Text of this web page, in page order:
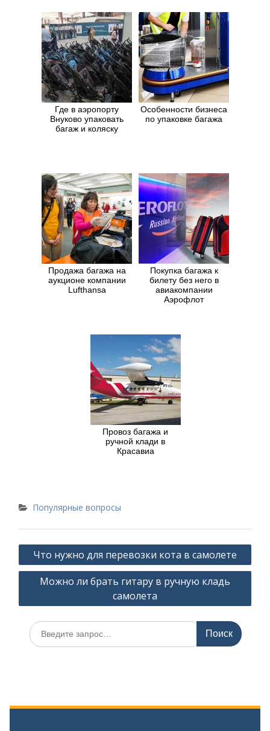
Где в аэропорту
Внуково упаковать
багаж и коляску
Особенности бизнеса
по упаковке багажа
Продажа багажа на
аукционе компании
Lufthansa
Покупка багажа к
билету без него в
авиакомпании
Аэрофлот
Провоз багажа и
ручной клади в
Красавиа
Популярные вопросы
Навигация
по
записям
Что нужно для перевозки кота в самолете
Можно ли брать гитару в ручную кладь
самолета
Искать: